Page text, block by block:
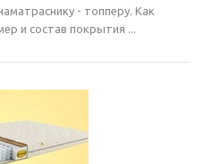
- топперу. Как
и состав покрытия ...